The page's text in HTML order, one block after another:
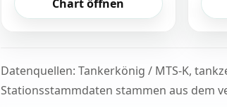
Chart öffnen
Datenquellen: Tankerkönig / MTS-K,
Stationsstammdaten stammen aus dem